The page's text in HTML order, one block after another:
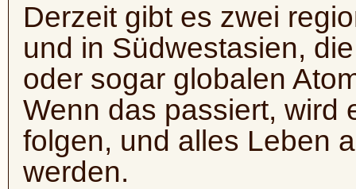
Derzeit gibt es zwei
und in Südwestasien,
oder sogar globalen
Wenn das passiert, wird
folgen, und alles Leben
werden.